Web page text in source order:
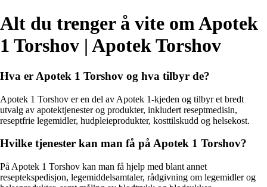
Alt du trenger å vite om Apotek
1 Torshov | Apotek Torshov
Hva er Apotek 1 Torshov og hva tilbyr de?
Apotek 1 Torshov er en del av Apotek 1-kjeden og tilbyr et bredt
utvalg av apotektjenester og produkter, inkludert reseptmedisin,
reseptfrie legemidler, hudpleieprodukter, kosttilskudd og helsekost.
Hvilke tjenester kan man få på Apotek 1 Torshov?
På Apotek 1 Torshov kan man få hjelp med blant annet
reseptekspedisjon, legemiddelsamtaler, rådgivning om legemidler og